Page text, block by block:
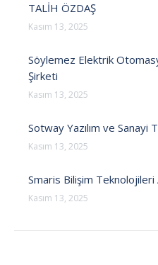
TALİH ÖZDAŞ
Kasım 13, 2025
Söylemez Elektrik
Şirketi
Kasım 13, 2025
Sotway Yazılım ve Sanayi
Kasım 13, 2025
Smaris Bilişim Teknolojileri
Kasım 13, 2025